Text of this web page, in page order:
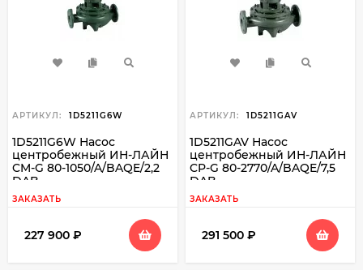
АРТИКУЛ: 1D5211G6W
1D5211G6W Насос
центробежный ИН-ЛАЙН
CM-G 80-1050/A/BAQE/2,2
DAB
ЗАКАЗАТЬ
227 900 ₽
АРТИКУЛ: 1D5211GAV
1D5211GAV Насос
центробежный ИН-ЛАЙН
CP-G 80-2770/A/BAQE/7,5
DAB
ЗАКАЗАТЬ
291 500 ₽